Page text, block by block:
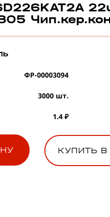
ФР-00003094
3000 шт.
1.4 ₽
КУПИТЬ В